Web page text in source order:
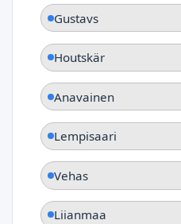
Gustavs
Houtskär
Anavainen
Lempisaari
Vehas
Liianmaa